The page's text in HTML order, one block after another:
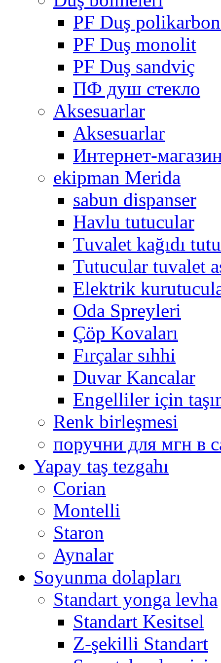
PF Duş
PF Duş monolit
PF Duş sandviç
ПФ душ стекло
Aksesuarlar
Aksesuarlar
Интернет-
ekipman Merida
sabun dispanser
Havlu tutucular
Tuvalet kağıdı
Tutucular tuvalet
Elektrik
Oda Spreyleri
Çöp Kovaları
Fırçalar sıhhi
Duvar Kancalar
Engelliler için
Renk birleşmesi
поручни для мгн в
Yapay taş tezgahı
Corian
Montelli
Staron
Aynalar
Soyunma dolapları
Standart yonga levha
Standart Kesitsel
Z-şekilli Standart